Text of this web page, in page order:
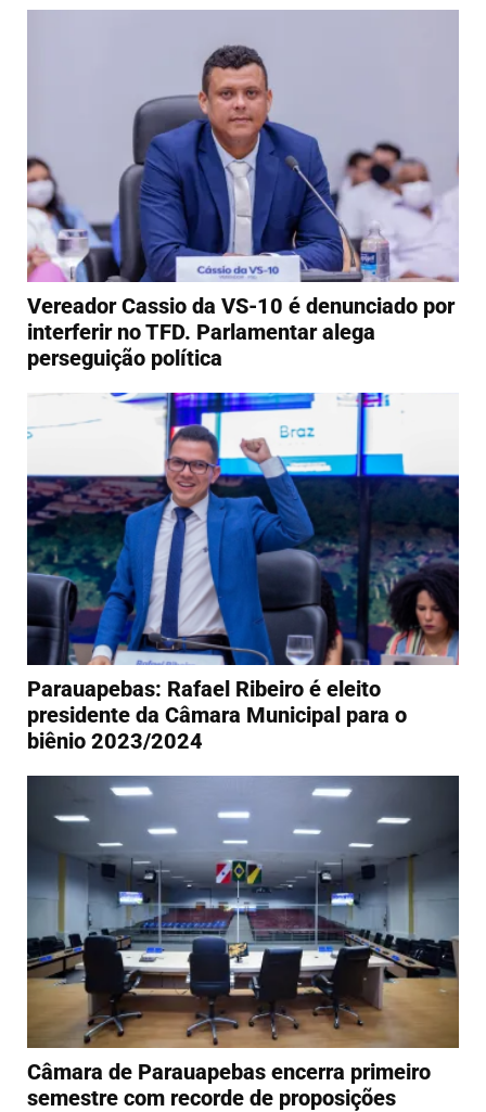
Vereador Cassio da VS-10 é denunciado por
interferir no TFD. Parlamentar alega
perseguição política
Parauapebas: Rafael Ribeiro é eleito
presidente da Câmara Municipal para o
biênio 2023/2024
Câmara de Parauapebas encerra primeiro
semestre com recorde de proposições